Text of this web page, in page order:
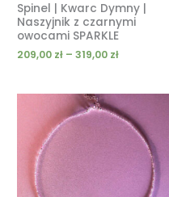
Spinel | Kwarc Dymny |
Naszyjnik z czarnymi
owocami SPARKLE
209,00 zł – 319,00 zł
cen:
od
189,00 zł
239,00 zł